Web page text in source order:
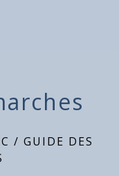
/ GUIDE DES